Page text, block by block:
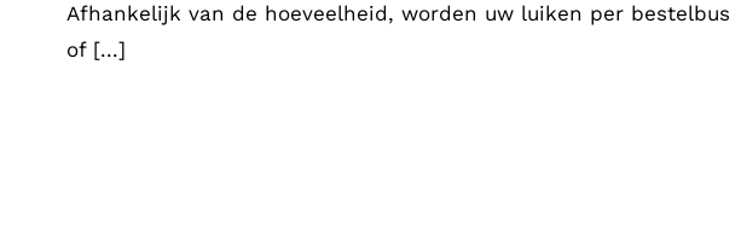
Afhankelijk van de hoeveelheid, worden uw luiken per bestelbus
of [...]